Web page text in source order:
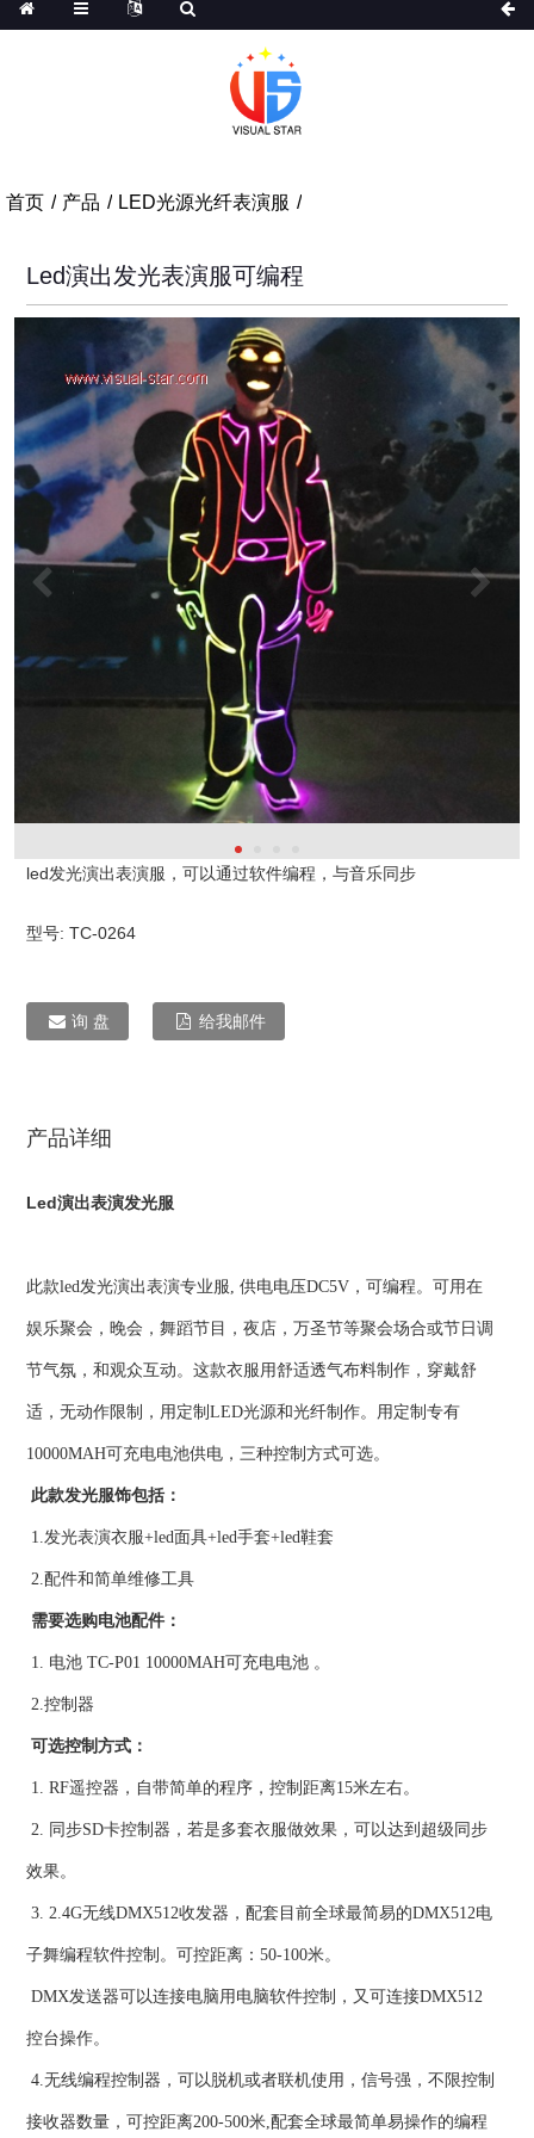
首页 产品 LED光源光纤表演服
Led演出发光表演服可编程
led发光演出表演服，可以通过软件编程，与音乐同步
型号: TC-0264
询 盘 给我邮件
产品详细
Led演出表演发光服
此款led发光演出表演专业服, 供电电压DC5V，可编程。可用在
娱乐聚会，晚会，舞蹈节目，夜店，万圣节等聚会场合或节日调
节气氛，和观众互动。这款衣服用舒适透气布料制作，穿戴舒
适，无动作限制，用定制LED光源和光纤制作。用定制专有
10000MAH可充电电池供电，三种控制方式可选。
此款发光服饰包括：
1.发光表演衣服+led面具+led手套+led鞋套
2.配件和简单维修工具
需要选购电池配件：
1. 电池 TC-P01 10000MAH可充电电池 。
2.控制器
可选控制方式：
1. RF遥控器，自带简单的程序，控制距离15米左右。
2. 同步SD卡控制器，若是多套衣服做效果，可以达到超级同步
效果。
3. 2.4G无线DMX512收发器，配套目前全球最简易的DMX512电
子舞编程软件控制。可控距离：50-100米。
DMX发送器可以连接电脑用电脑软件控制，又可连接DMX512
控台操作。
4.无线编程控制器，可以脱机或者联机使用，信号强，不限控制
接收器数量，可控距离200-500米,配套全球最简单易操作的编程